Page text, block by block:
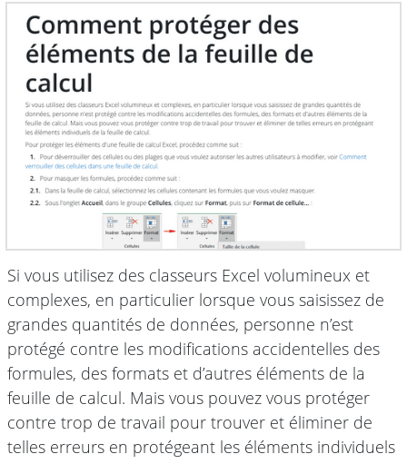
Si vous utilisez des classeurs Excel volumineux et
complexes, en particulier lorsque vous saisissez de
grandes quantités de données, personne n’est
protégé contre les modifications accidentelles des
formules, des formats et d’autres éléments de la
feuille de calcul. Mais vous pouvez vous protéger
contre trop de travail pour trouver et éliminer de
telles erreurs en protégeant les éléments individuels